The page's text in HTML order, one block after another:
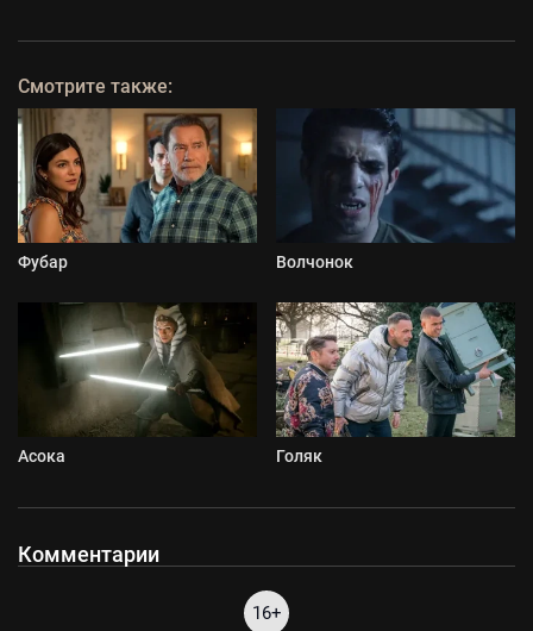
Смотрите также:
Фубар Волчонок
Асока Голяк
Комментарии
16+